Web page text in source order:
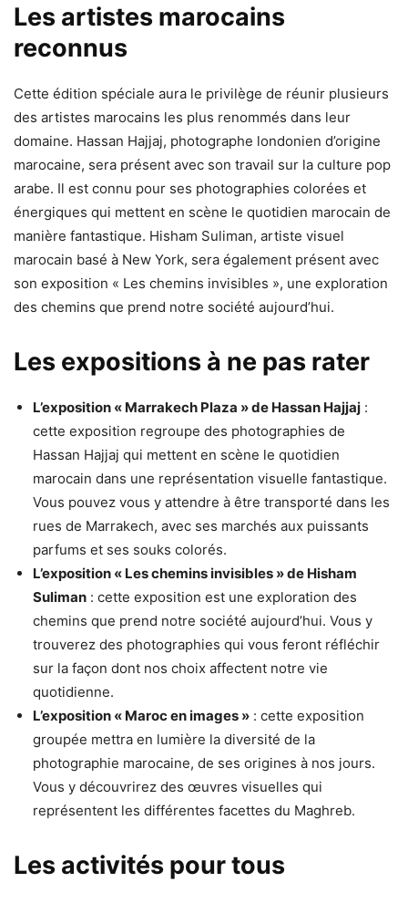
Les artistes marocains
reconnus
Cette édition spéciale aura le privilège de réunir plusieurs
des artistes marocains les plus renommés dans leur
domaine. Hassan Hajjaj, photographe londonien d’origine
marocaine, sera présent avec son travail sur la culture pop
arabe. Il est connu pour ses photographies colorées et
énergiques qui mettent en scène le quotidien marocain de
manière fantastique. Hisham Suliman, artiste visuel
marocain basé à New York, sera également présent avec
son exposition « Les chemins invisibles », une exploration
des chemins que prend notre société aujourd’hui.
Les expositions à ne pas rater
L’exposition « Marrakech Plaza » de Hassan Hajjaj :
cette exposition regroupe des photographies de
Hassan Hajjaj qui mettent en scène le quotidien
marocain dans une représentation visuelle fantastique.
Vous pouvez vous y attendre à être transporté dans les
rues de Marrakech, avec ses marchés aux puissants
parfums et ses souks colorés.
L’exposition « Les chemins invisibles » de Hisham
Suliman : cette exposition est une exploration des
chemins que prend notre société aujourd’hui. Vous y
trouverez des photographies qui vous feront réfléchir
sur la façon dont nos choix affectent notre vie
quotidienne.
L’exposition « Maroc en images » : cette exposition
groupée mettra en lumière la diversité de la
photographie marocaine, de ses origines à nos jours.
Vous y découvrirez des œuvres visuelles qui
représentent les différentes facettes du Maghreb.
Les activités pour tous